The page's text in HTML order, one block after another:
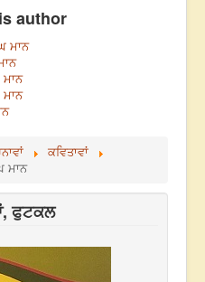
author
ਮਾਨ
ਕਵਿਤਾਵਾਂ
ਮਾਨ
ਫੁਟਕਲ